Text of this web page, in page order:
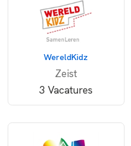
WereldKidz
Zeist
3 Vacatures